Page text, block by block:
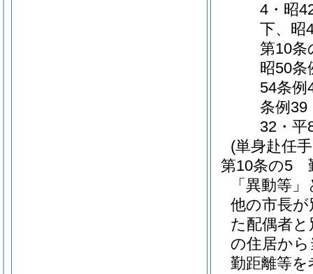
4・昭
下、昭
第10条
昭50条
54条例
条例39
32・平
(単身赴任
第10条の5
「異動等
他の市長
た配偶者
の住居か
勤距離等